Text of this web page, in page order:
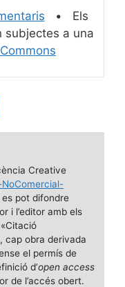
• Els
subjectes a una
o
p
ar
te
ix
Creative
pot difondre
i l’editor amb els
cap obra derivada
el permís de
d’open access
de l’accés obert.